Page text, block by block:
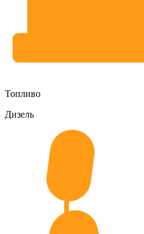
Топливо
Дизель